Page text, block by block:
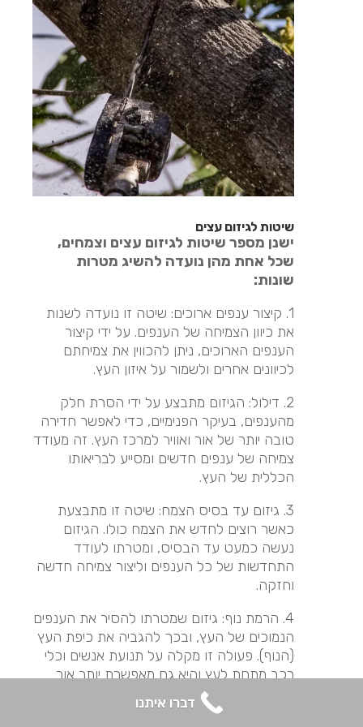
שיטות לגיזום עצים
ישנן מספר שיטות לגיזום עצים וצמחים,
שכל אחת מהן נועדה להשיג מטרות
שונות:
1. קיצור ענפים ארוכים: שיטה זו נועדה לשנות
את כיוון הצמיחה של הענפים. על ידי קיצור
הענפים הארוכים, ניתן להכווין את צמיחתם
לכיוונים אחרים ולשמור על איזון העץ.
2. דילול: הגיזום מתבצע על ידי הסרת חלק
מהענפים, בעיקר הפנימיים, כדי לאפשר חדירה
טובה יותר של אור ואוויר למרכז העץ. זה מעודד
צמיחה של ענפים חדשים ומסייע לבריאותו
הכללית של העץ.
3. גיזום עד בסיס הצמח: שיטה זו מתבצעת
כאשר רוצים לחדש את הצמח כולו. הגיזום
נעשה כמעט עד הבסיס, ומטרתו לעודד
התחדשות של כל הענפים וליצור צמיחה חדשה
וחזקה.
4. הרמת נוף: גיזום שמטרתו להסיר את הענפים
הנמוכים של העץ, ובכך להגביה את כיפת העץ
(הנוף). פעולה זו מקלה על תנועת אנשים וכלי
רכב מתחת לעץ והיא גם מאפשרת יותר אור
להיכנס לאזור שמתחת לעץ.
דברו איתנו